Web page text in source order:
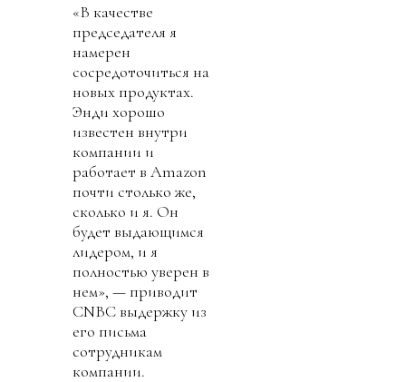
«В качестве
председателя я
намерен
сосредоточиться на
новых продуктах.
Энди хорошо
известен внутри
компании и
работает в Amazon
почти столько же,
сколько и я. Он
будет выдающимся
лидером, и я
полностью уверен в
нем», — приводит
CNBC выдержку из
его письма
сотрудникам
компании.